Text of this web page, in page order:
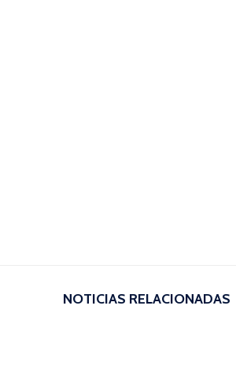
NOTICIAS RELACIONADAS